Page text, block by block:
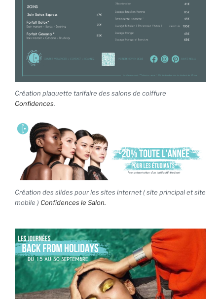
Création plaquette tarifaire des salons de coiffure
Confidences.
Création des slides pour les sites internet ( site principal et site
mobile ) Confidences le Salon.